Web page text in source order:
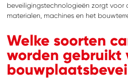
beveiligingstechnologieën zorgt voor
materialen, machines en het
Welke soorten
worden gebruikt